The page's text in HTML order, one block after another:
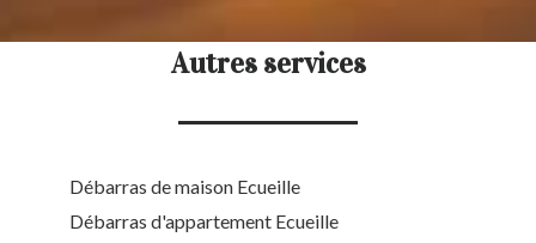
Autres services
Débarras de maison Ecueille
Débarras d'appartement Ecueille